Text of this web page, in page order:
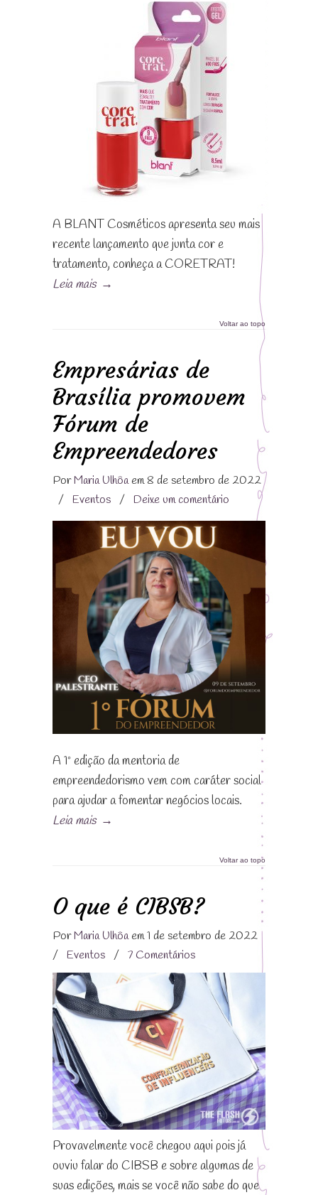
A BLANT Cosméticos apresenta seu mais
recente lançamento que junta cor e
tratamento, conheça a CORETRAT!
Leia mais →
Voltar ao topo
Empresárias de
Brasília promovem
Fórum de
Empreendedores
PorMaria Ulhôaem 8 de setembro de 2022
/ Eventos / Deixe um comentário
A 1º edição da mentoria de
empreendedorismo vem com caráter social
para ajudar a fomentar negócios locais.
Leia mais →
Voltar ao topo
O que é CIBSB?
PorMaria Ulhôaem 1 de setembro de 2022
/ Eventos / 7 Comentários
Provavelmente você chegou aqui pois já
ouviu falar do CIBSB e sobre algumas de
suas edições, mais se você não sabe do que